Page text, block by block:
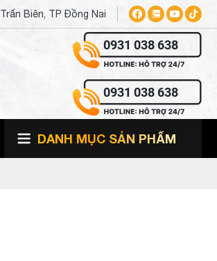
Biên, TP Đồng Nai
0931 038 638
0931 038 638
DANH MỤC SẢN PHẨM